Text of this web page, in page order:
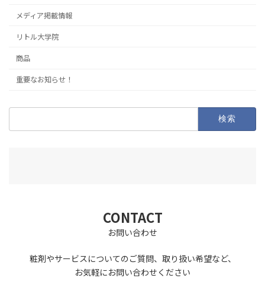
メディア掲載情報
リトル大学院
商品
重要なお知らせ！
検
CONTACT
お問い合わせ
粧剤やサービスについてのご質問、取り扱い希望など、
お気軽にお問い合わせください